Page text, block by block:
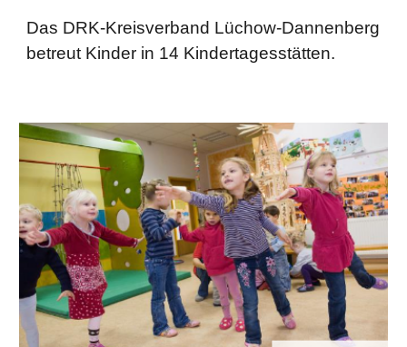
Das DRK-Kreisverband Lüchow-Dannenberg
betreut Kinder in 14 Kindertagesstätten.